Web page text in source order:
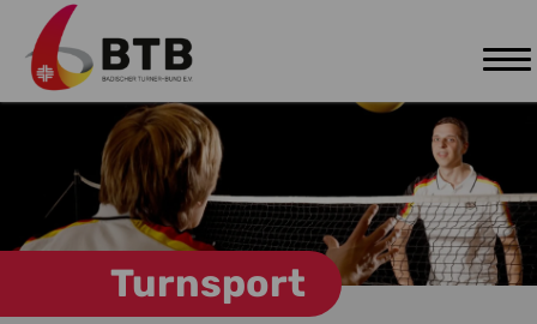
Zum Hauptinhalt springen
Turnsport